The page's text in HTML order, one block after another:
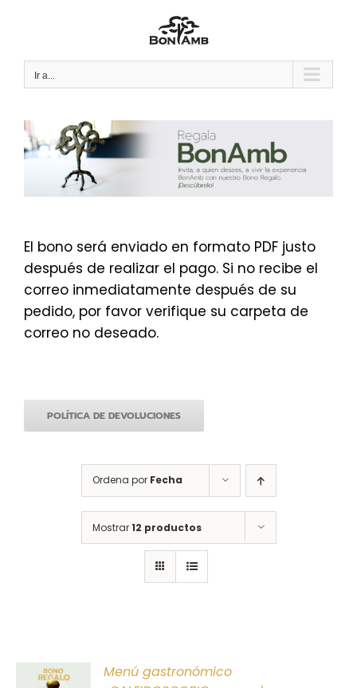
Ir a...
El bono será enviado en formato PDF justo
después de realizar el pago. Si no recibe el
correo inmediatamente después de su
pedido, por favor verifique su carpeta de
correo no deseado.
POLÍTICA DE DEVOLUCIONES
Ordena por Fecha
Mostrar12 productos
Menú gastronómico